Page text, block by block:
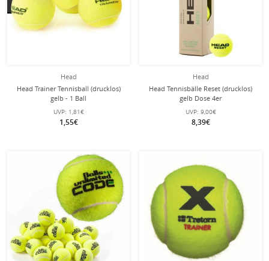
Head
Head Trainer Tennisball (drucklos)
gelb - 1 Ball
UVP: 1,81€
1,55€
Head
Head Tennisbälle Reset (drucklos)
gelb Dose 4er
UVP: 9,00€
8,39€